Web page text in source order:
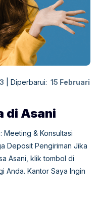
Diperbarui: 15 Februari
di Asani
Meeting & Konsultasi
Deposit Pengiriman Jika
Asani, klik tombol di
Anda. Kantor Saya Ingin